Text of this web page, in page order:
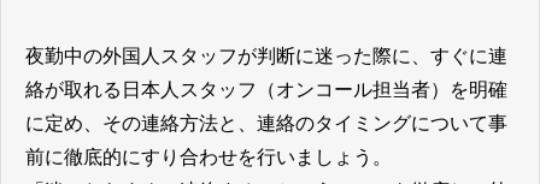
夜勤中の外国人スタッフが判断に迷った際に、すぐに連
絡が取れる日本人スタッフ（オンコール担当者）を明確
に定め、その連絡方法と、連絡のタイミングについて事
前に徹底的にすり合わせを行いましょう。